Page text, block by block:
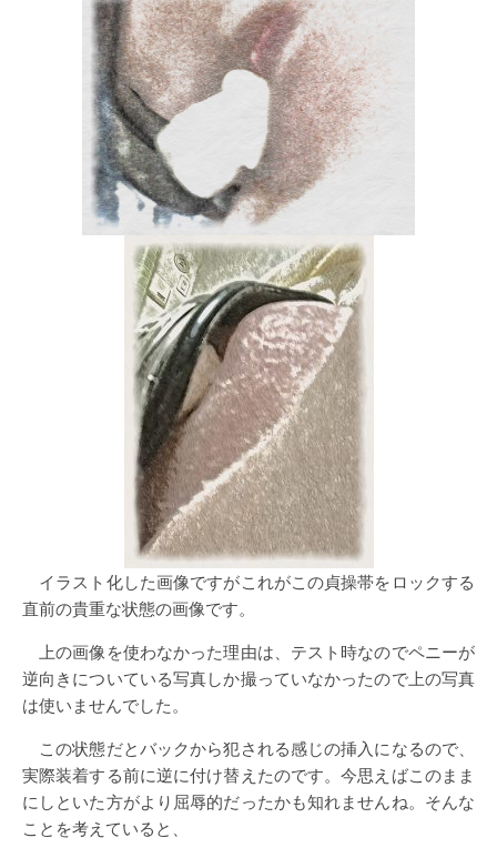
イラスト化した画像ですがこれがこの貞操帯をロックする
直前の貴重な状態の画像です。
上の画像を使わなかった理由は、テスト時なのでペニーが
逆向きについている写真しか撮っていなかったので上の写真
は使いませんでした。
この状態だとバックから犯される感じの挿入になるので、
実際装着する前に逆に付け替えたのです。今思えばこのまま
にしといた方がより屈辱的だったかも知れませんね。そんな
ことを考えていると、